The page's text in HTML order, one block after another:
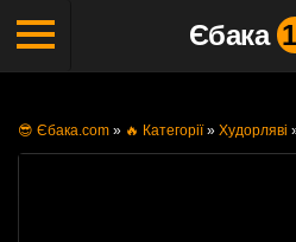
Єбака
😎 Єбака.com » 🔥 Категорії» Худорляві